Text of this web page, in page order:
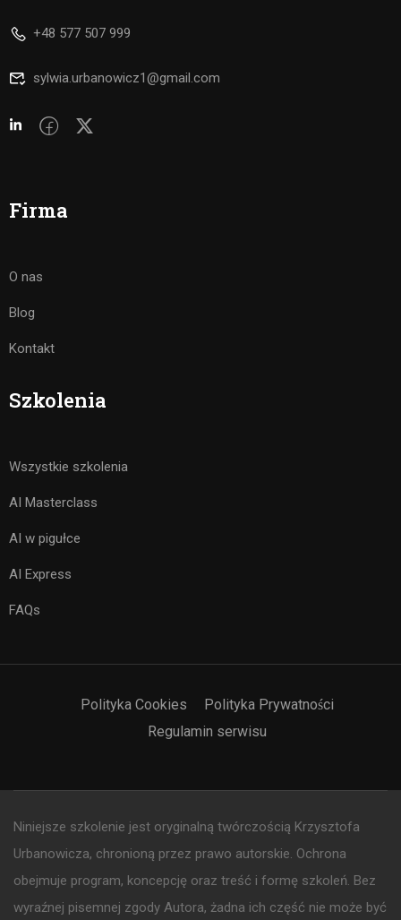
+48 577 507 999
sylwia.urbanowicz1@gmail.com
Firma
O nas
Blog
Kontakt
Szkolenia
Wszystkie szkolenia
AI Masterclass
AI w pigułce
AI Express
FAQs
Polityka Cookies
Polityka Prywatności
Regulamin serwisu
Niniejsze szkolenie jest oryginalną twórczością Krzysztofa
Urbanowicza, chronioną przez prawo autorskie. Ochrona
obejmuje program, koncepcję oraz treść i formę szkoleń. Bez
wyraźnej pisemnej zgody Autora, żadna ich część nie może być